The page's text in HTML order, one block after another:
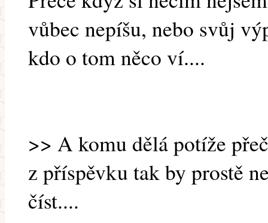
vůbec nepíšu, nebo svůj
kdo o tom něco ví....
>> A komu dělá potíže
z příspěvku tak by prostě
číst....